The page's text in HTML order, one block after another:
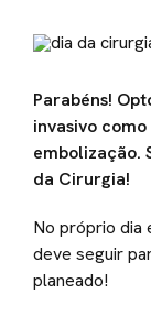
Parabéns!
invasivo
embolização.
da Cirurgia!
No próprio dia
deve seguir
planeado!